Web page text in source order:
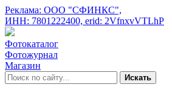
Реклама: ООО "СФИНКС",
ИНН: 7801222400, erid: 2VfnxvVTLhP
Фотокаталог
Фотожурнал
Магазин
Искать